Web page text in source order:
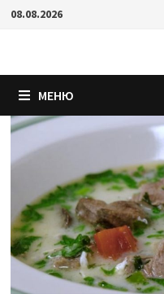
Перейти
08.08.2026
МЕНЮ